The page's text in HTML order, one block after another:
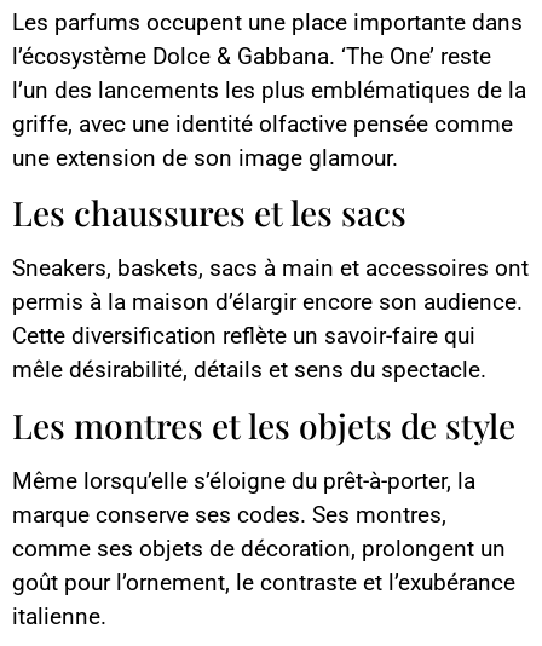
Les parfums occupent une place importante dans
l’écosystème Dolce & Gabbana. ‘The One’ reste
l’un des lancements les plus emblématiques de la
griffe, avec une identité olfactive pensée comme
une extension de son image glamour.
Les chaussures et les sacs
Sneakers, baskets, sacs à main et accessoires ont
permis à la maison d’élargir encore son audience.
Cette diversification reflète un savoir-faire qui
mêle désirabilité, détails et sens du spectacle.
Les montres et les objets de style
Même lorsqu’elle s’éloigne du prêt-à-porter, la
marque conserve ses codes. Ses montres,
comme ses objets de décoration, prolongent un
goût pour l’ornement, le contraste et l’exubérance
italienne.